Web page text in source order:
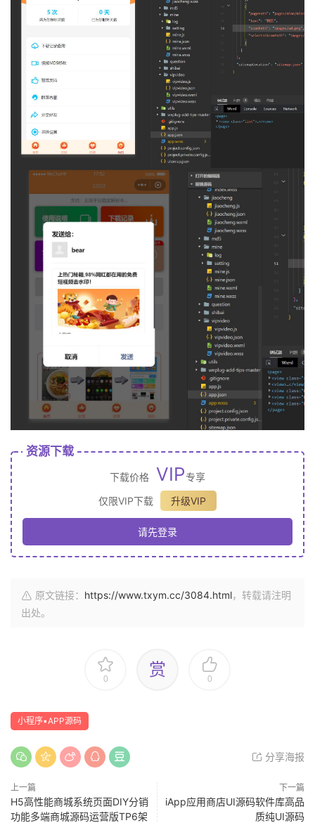
资源下载
下载价格 VIP专享
仅限VIP下载
升级VIP
请先登录
原文链接： https://www.txym.cc/3084.html，转载请注明
出处。
0 赏 0
小程序▪APP源码
分享海报
上一篇
H5高性能商城系统页面DIY分销
功能多端商城源码运营版TP6架
下一篇
iApp应用商店UI源码软件库高品
质纯UI源码